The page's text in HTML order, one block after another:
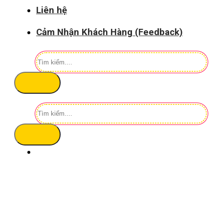
Liên hệ
Cảm Nhận Khách Hàng (Feedback)
Tìm
kiếm:
Tìm
kiếm: